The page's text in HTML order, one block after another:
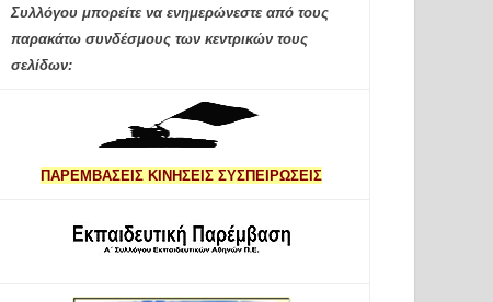
Συλλόγου μπορείτε να ενημερώνεστε από τους
παρακάτω συνδέσμους των κεντρικών τους
σελίδων:
ΠΑΡΕΜΒΑΣΕΙΣ ΚΙΝΗΣΕΙΣ ΣΥΣΠΕΙΡΩΣΕΙΣ